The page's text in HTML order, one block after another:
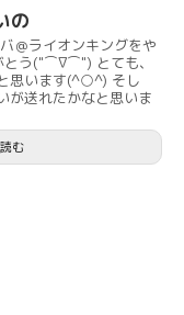
の
＠ライオンキングをや
とう("⌒∇⌒") とても、
思います(^○^) そし
が送れたかなと思いま
む